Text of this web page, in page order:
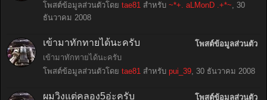
โพสต์ข้อมูลส่วนตัวโดย tae81 สำหรับ ~*+. aLMonD .+*~, 30
ธันวาคม 2008
โพสต์ข้อมูลส่วนตัว
เข้ามาทักทายได้นะครับ
เข้ามาทักทายได้นะครับ
โพสต์ข้อมูลส่วนตัวโดย tae81 สำหรับ pui_39, 30 ธันวาคม 2008
โพสต์ข้อมูลส่วนตัว
ผมวิ่งแต่คลอง5อ่ะครับ